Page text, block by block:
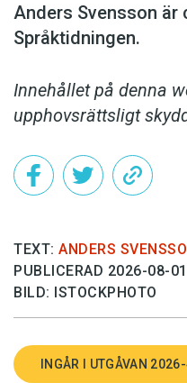
Anders Svensson är
Språktidningen.
Innehållet på denna
upphovsrättsligt
TEXT: ANDERS
PUBLICERAD 2026-08-01
BILD: ISTOCKPHOTO
INGÅR I UTGÅVAN